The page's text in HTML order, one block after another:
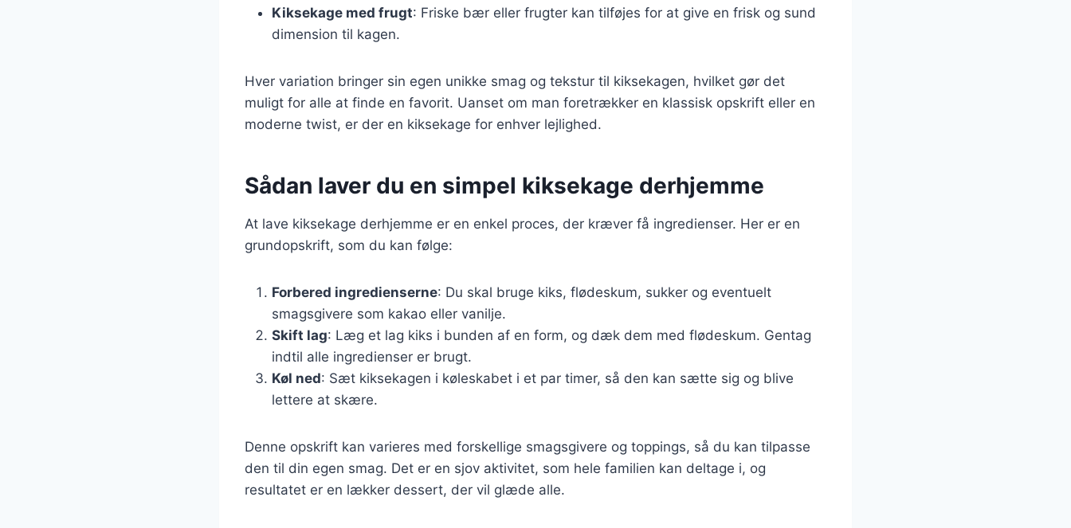
Kiksekage med frugt: Friske bær eller frugter kan tilføjes for at give en frisk og sund
dimension til kagen.
Hver variation bringer sin egen unikke smag og tekstur til kiksekagen, hvilket gør det
muligt for alle at finde en favorit. Uanset om man foretrækker en klassisk opskrift eller en
moderne twist, er der en kiksekage for enhver lejlighed.
Sådan laver du en simpel kiksekage derhjemme
At lave kiksekage derhjemme er en enkel proces, der kræver få ingredienser. Her er en
grundopskrift, som du kan følge:
Forbered ingredienserne: Du skal bruge kiks, flødeskum, sukker og eventuelt
smagsgivere som kakao eller vanilje.
Skift lag: Læg et lag kiks i bunden af en form, og dæk dem med flødeskum. Gentag
indtil alle ingredienser er brugt.
Køl ned: Sæt kiksekagen i køleskabet i et par timer, så den kan sætte sig og blive
lettere at skære.
Denne opskrift kan varieres med forskellige smagsgivere og toppings, så du kan tilpasse
den til din egen smag. Det er en sjov aktivitet, som hele familien kan deltage i, og
resultatet er en lækker dessert, der vil glæde alle.